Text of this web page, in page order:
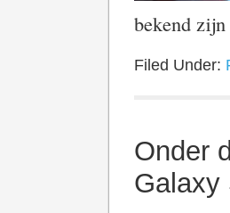
bekend
Filed Under:
Onder
Galaxy